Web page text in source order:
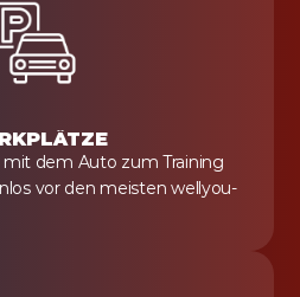
dem Auto zum Training
vor den meisten wellyou-